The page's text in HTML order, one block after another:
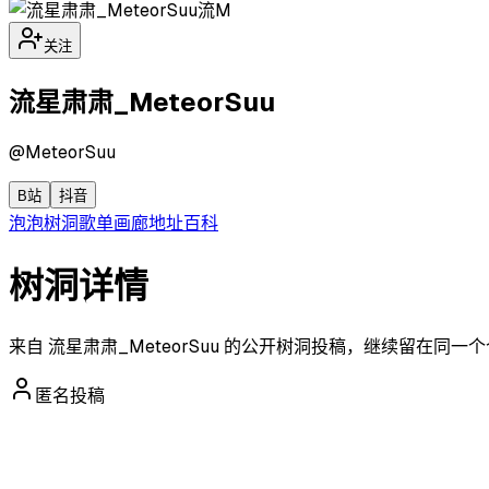
流M
关注
流星肃肃_MeteorSuu
@MeteorSuu
B站 抖音
泡泡树洞歌单画廊地址百科
树洞详情
来自 流星肃肃_MeteorSuu 的公开树洞投稿，继续留在同一个
匿名投稿